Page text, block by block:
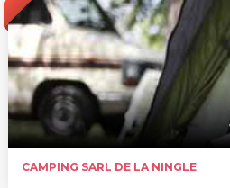
CAMPING SARL DE LA NINGLE